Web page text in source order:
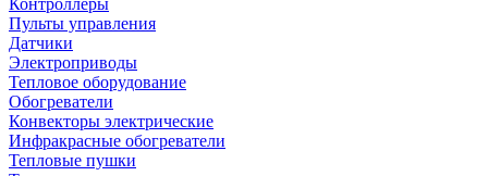
Контроллеры
Пульты управления
Датчики
Электроприводы
Тепловое оборудование
Обогреватели
Конвекторы электрические
Инфракрасные обогреватели
Тепловые пушки